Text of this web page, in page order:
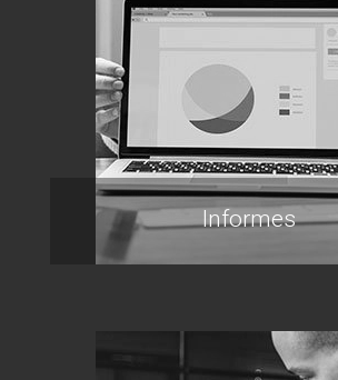
Informes